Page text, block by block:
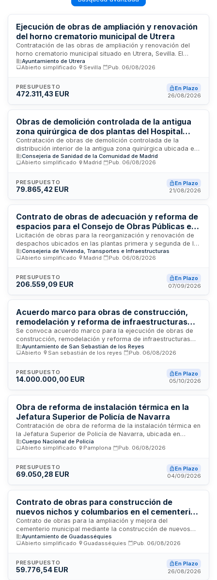
Ejecución de obras de ampliación y renovación
del horno crematorio municipal de Utrera
Contratación de las obras de ampliación y renovación del
horno crematorio municipal situado en Utrera, Sevilla. El
proyecto incluye la ejecución del proyecto básico y de
ejecución financiado por la Diputación Provincial de Sevilla
Provincial Más Sevilla. La adjudicación se realizará mediante
procedimiento abierto simplificado con tramitación urgente.
Ayuntamiento de Utrera
Abierto simplificado
Sevilla Pub. 06/08/2026
PRESUPUESTO
472.311,43 EUR
En Plazo
26/08/2026
Obras de demolición controlada de la antigua
zona quirúrgica de dos plantas del Hospital
General Universitario Gregorio Marañón
Contratación de obras de demolición controlada de la
distribución interior de la antigua zona quirúrgica ubicada en
las plantas primera y segunda del edificio Médico Quirúrgico
del Hospital General Universitario Gregorio Marañón. Los
instalaciones existentes, a excepción de las instalaciones
pasantes en uso, manteniendo el hospital operativo durante
mobiliario en desuso, realizar la limpieza diaria, gestionar los
residuos y transportarlos a vertedero autorizado.
Consejería de Sanidad de la Comunidad de Madrid
Abierto simplificado
Madrid Pub. 06/08/2026
PRESUPUESTO
79.865,42 EUR
En Plazo
21/08/2026
Contrato de obras de adecuación y reforma de
espacios para el Consejo de Obras Públicas en
la Sede Central del Ministerio de Transportes y
Movilidad Sostenible
Licitación de obras para la reorganización y renovación de
despachos ubicados en las plantas primera y segunda de la
Sede Central del Ministerio de Transportes y Movilidad
Sostenible en Madrid. Las actuaciones incluyen reparación
instalaciones de climatización y electricidad, dirigidas a
satisfacer las nuevas necesidades del Consejo de Obras
espacios.
Consejeria de Vivienda, Transportes e Infraestructuras
Abierto simplificado
Madrid Pub. 06/08/2026
PRESUPUESTO
206.559,09 EUR
En Plazo
07/09/2026
Acuerdo marco para obras de construcción,
remodelación y reforma de infraestructuras
urbanas en San Sebastián de los Reyes
Se convoca acuerdo marco para la ejecución de obras de
construcción, remodelación y reforma de infraestructuras
urbanas en el municipio de San Sebastián de los Reyes. El
objeto incluye actuaciones en red semafórica,
renovación de espacios públicos, mejora de accesos
viarios, colectores y depuradoras. La duración es de
meses adicionales. Los trabajos se valorarán conforme a los
precios unitarios del Cuadro de precios del año 2023 del
Ayuntamiento de Madrid.
Ayuntamiento de San Sebastián de los Reyes
Abierto
San sebastián de los reyes Pub. 06/08/2026
PRESUPUESTO
14.000.000,00 EUR
En Plazo
05/10/2026
Obra de reforma de instalación térmica en la
Jefatura Superior de Policía de Navarra
Contratación de obra de reforma de la instalación térmica en
la Jefatura Superior de Policía de Navarra, ubicada en
Pamplona. El proyecto comprende la ejecución material de
trabajos de mejora y actualización del sistema de
completa que constituye una unidad funcional susceptible de
entrega al uso general.
Cuerpo Nacional de Policía
Abierto simplificado
Pamplona Pub. 06/08/2026
PRESUPUESTO
69.050,28 EUR
En Plazo
04/09/2026
Contrato de obras para construcción de
nuevos nichos y columbarios en el cementerio
municipal
Contrato de obras para la ampliación y mejora del
cementerio municipal mediante la construcción de nuevos
nichos y columbarios. El proyecto, redactado por HAC90
ARQUITECTES S.L.P., responde a la necesidad de aumentar
de las instalaciones. Las obras mantienen la disposición y
características del cementerio existente, garantizando una
Ayuntamiento de Guadasséquies
Abierto simplificado
Guadasséquies Pub. 06/08/2026
PRESUPUESTO
59.776,54 EUR
En Plazo
26/08/2026